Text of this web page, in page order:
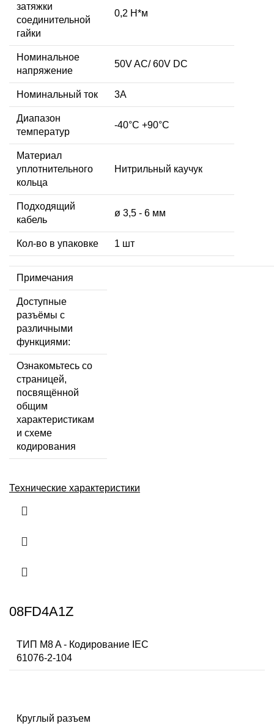
затяжки
соединительной
гайки
0,2 Н*м
Номинальное
напряжение
50V AC/ 60V DC
Номинальный ток 3А
Диапазон
температур
-40°C +90°C
Материал
уплотнительного
кольца
Нитрильный каучук
Подходящий
кабель
ø 3,5 - 6 мм
Кол-во в упаковке 1 шт
Примечания
Доступные
разъёмы с
различными
функциями:
Ознакомьтесь со
страницей,
посвящённой
общим
характеристикам
и схеме
кодирования
Технические характеристики
08FD4A1Z
ТИП M8 A - Кодирование IEC
61076-2-104
Круглый разъем